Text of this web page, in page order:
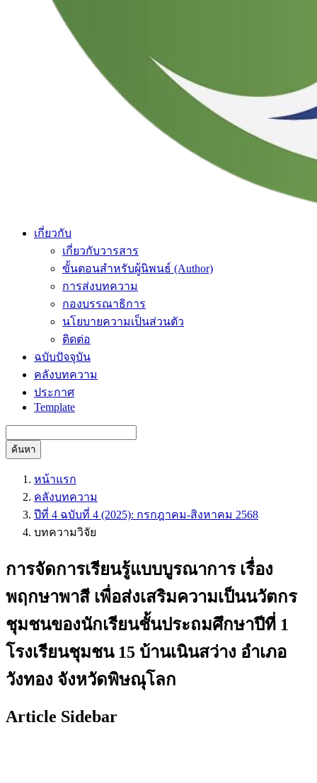
เกี่ยวกับ
เกี่ยวกับวารสาร
ขั้นตอนสำหรับผู้นิพนธ์ (Author)
การส่งบทความ
กองบรรณาธิการ
นโยบายความเป็นส่วนตัว
ติดต่อ
ฉบับปัจจุบัน
คลังบทความ
ประกาศ
Template
ค้นหา
หน้าแรก
คลังบทความ
ปีที่ 4 ฉบับที่ 4 (2025): กรกฎาคม-สิงหาคม 2568
บทความวิจัย
การจัดการเรียนรู้แบบบูรณาการ เรื่อง
พฤกษาพาสี เพื่อส่งเสริมความเป็นนวัตกร
ชุมชนของนักเรียนชั้นประถมศึกษาปีที่ 1
โรงเรียนชุมชน 15 บ้านเนินสว่าง อำเภอ
วังทอง จังหวัดพิษณุโลก
Article Sidebar